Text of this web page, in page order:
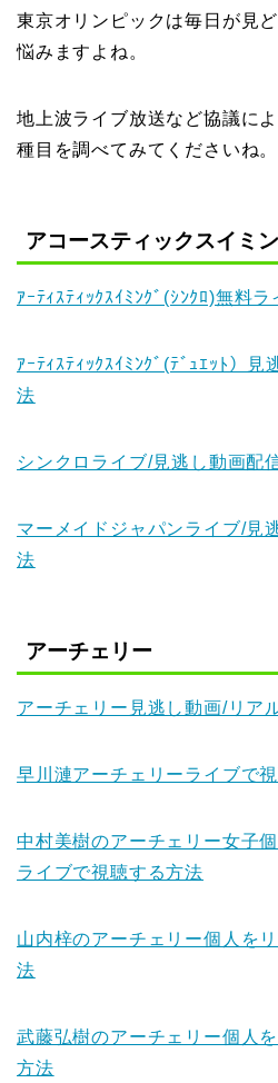
東京オリンピックは毎日が見
悩みますよね。
地上波ライブ放送など協議に
種目を調べてみてくださいね。
アコースティックスイミ
ｱｰﾃｨｽﾃｨｯｸｽｲﾐﾝｸﾞ(ｼﾝｸﾛ)無料
ｱｰﾃｨｽﾃｨｯｸｽｲﾐﾝｸﾞ(ﾃﾞｭｴｯﾄ）
法
シンクロライブ/見逃し動画配
マーメイドジャパンライブ/見
法
アーチェリー
アーチェリー見逃し動画/リア
早川漣アーチェリーライブで
中村美樹のアーチェリー女子
ライブで視聴する方法
山内梓のアーチェリー個人を
法
武藤弘樹のアーチェリー個人
方法